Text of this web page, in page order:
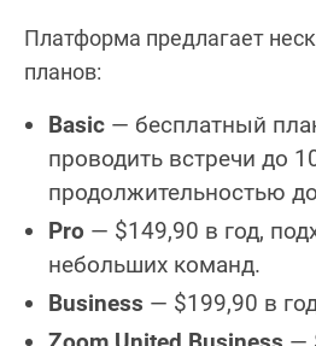
Платформа предлагает
планов:
Basic — бесплатный
проводить встречи до
продолжительностью
Pro — $149,90 в год,
небольших команд.
Business — $199,90 в